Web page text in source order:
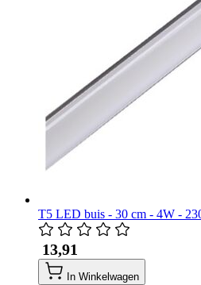
T5 LED buis - 30 cm - 4W -
​ 13,91
In Winkelwagen